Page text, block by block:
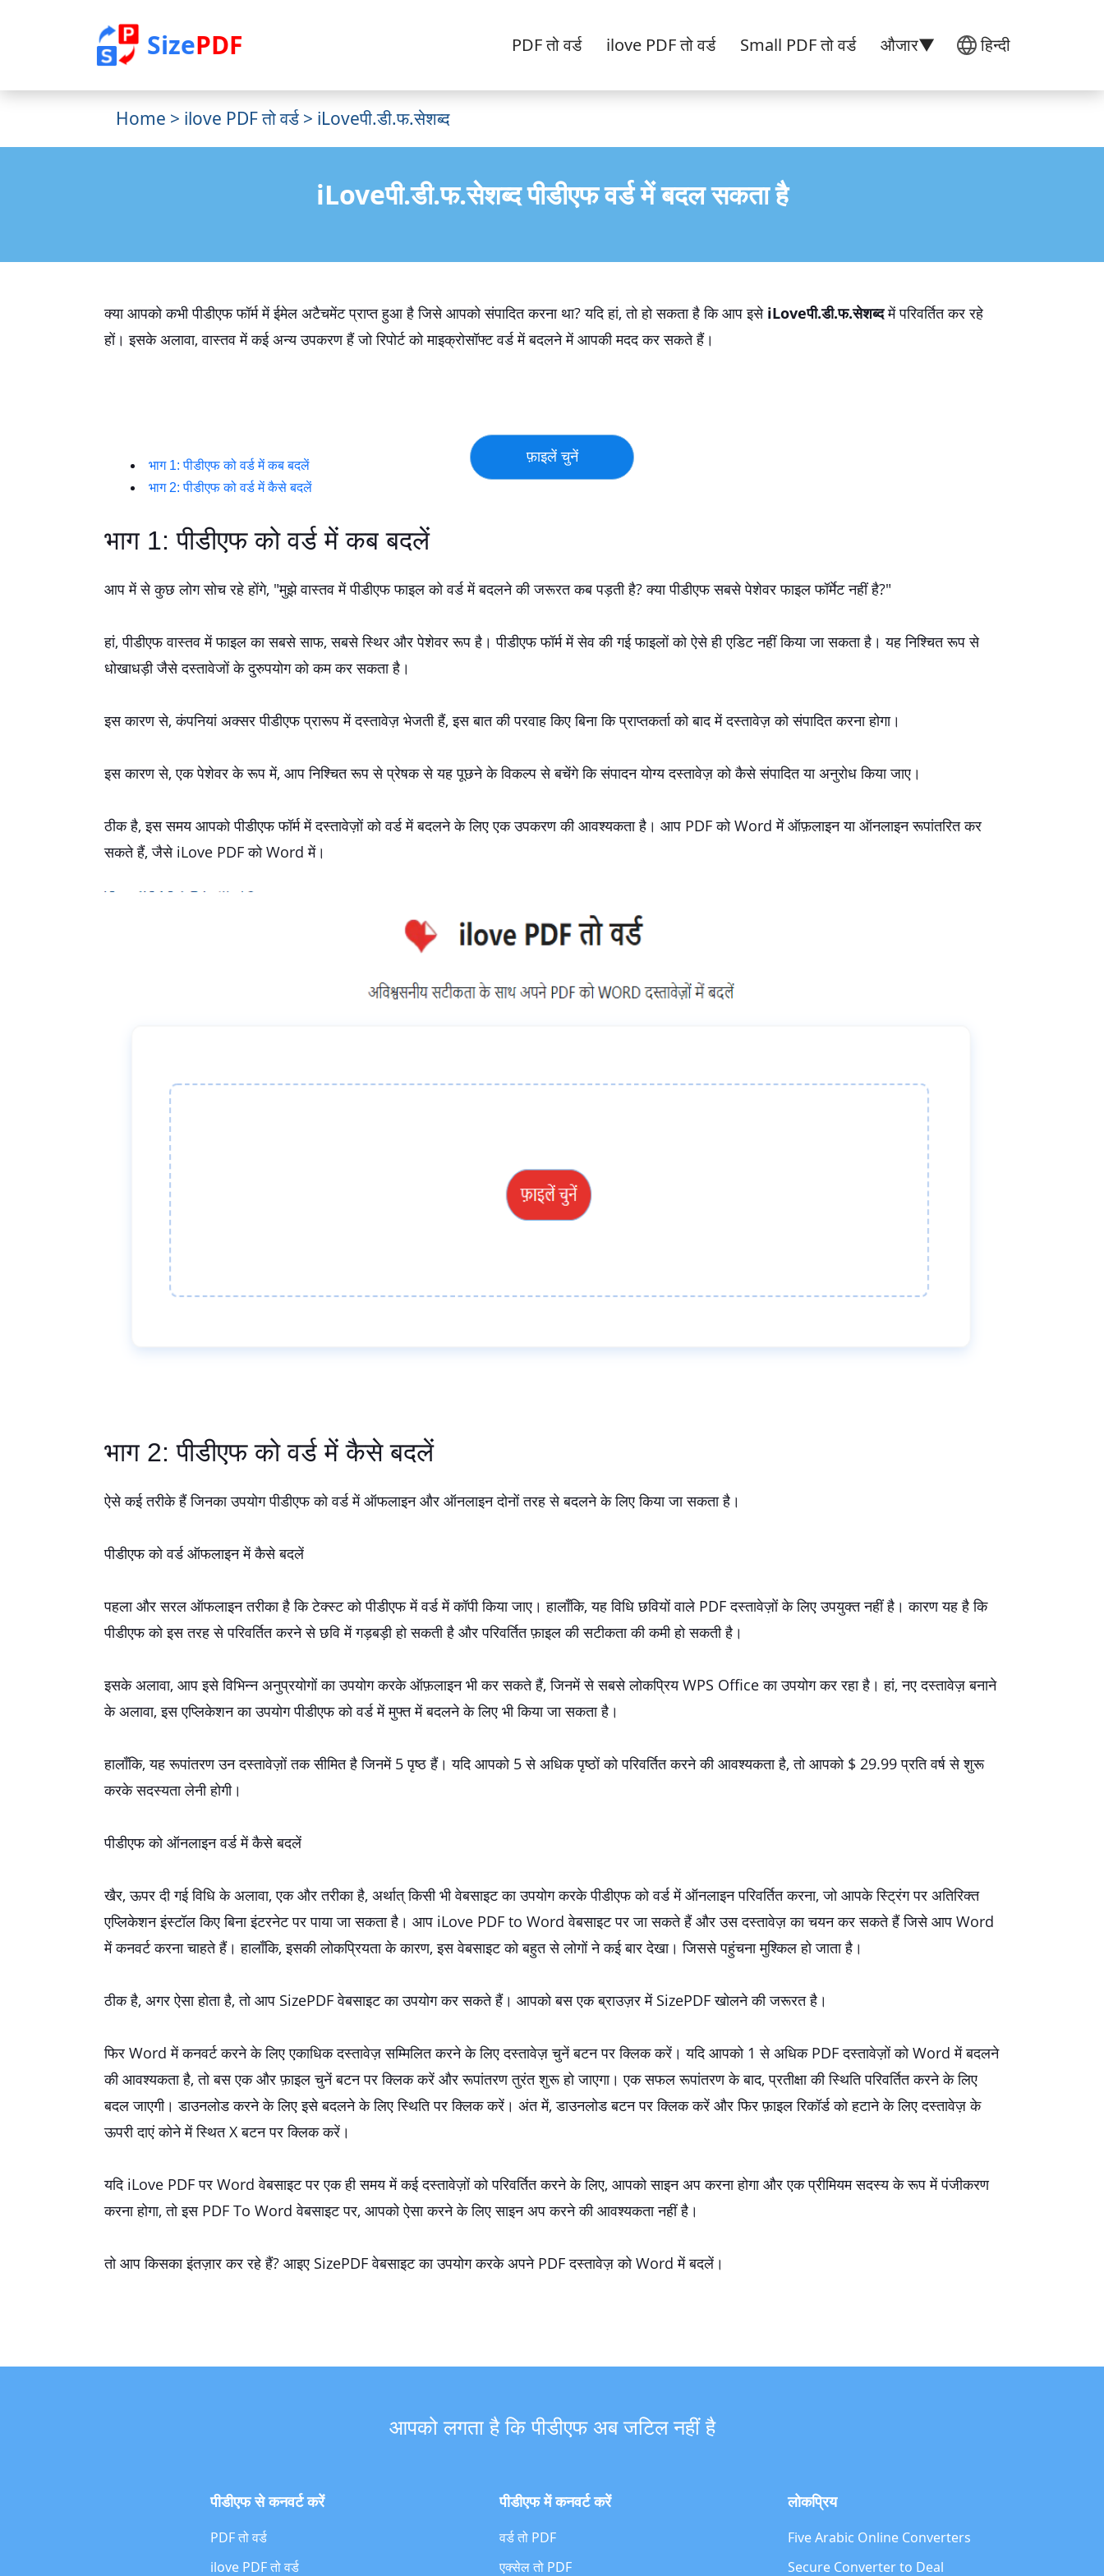
SizePDF हिन्दी
PDF तो वर्ड ilove PDF तो वर्ड Small PDF तो वर्ड औजार▼
Home > ilove PDF तो वर्ड > iLoveपी.डी.फ.सेशब्द
iLoveपी.डी.फ.सेशब्द पीडीएफ वर्ड में बदल सकता है
क्या आपको कभी पीडीएफ फॉर्म में ईमेल अटैचमेंट प्राप्त हुआ है जिसे आपको संपादित करना था? यदि हां, तो हो सकता है कि आप इसे iLoveपी.डी.फ.सेशब्दमें परिवर्तित कर रहे
हों। इसके अलावा, वास्तव में कई अन्य उपकरण हैं जो रिपोर्ट को माइक्रोसॉफ्ट वर्ड में बदलने में आपकी मदद कर सकते हैं।
भाग 1: पीडीएफ को वर्ड में कब बदलें
भाग 2: पीडीएफ को वर्ड में कैसे बदलें
भाग 1: पीडीएफ को वर्ड में कब बदलें
आप में से कुछ लोग सोच रहे होंगे, "मुझे वास्तव में पीडीएफ फाइल को वर्ड में बदलने की जरूरत कब पड़ती है? क्या पीडीएफ सबसे पेशेवर फाइल फॉर्मेट नहीं है?"
हां, पीडीएफ वास्तव में फाइल का सबसे साफ, सबसे स्थिर और पेशेवर रूप है। पीडीएफ फॉर्म में सेव की गई फाइलों को ऐसे ही एडिट नहीं किया जा सकता है। यह निश्चित रूप से
धोखाधड़ी जैसे दस्तावेजों के दुरुपयोग को कम कर सकता है।
इस कारण से, कंपनियां अक्सर पीडीएफ प्रारूप में दस्तावेज़ भेजती हैं, इस बात की परवाह किए बिना कि प्राप्तकर्ता को बाद में दस्तावेज़ को संपादित करना होगा।
इस कारण से, एक पेशेवर के रूप में, आप निश्चित रूप से प्रेषक से यह पूछने के विकल्प से बचेंगे कि संपादन योग्य दस्तावेज़ को कैसे संपादित या अनुरोध किया जाए।
ठीक है, इस समय आपको पीडीएफ फॉर्म में दस्तावेज़ों को वर्ड में बदलने के लिए एक उपकरण की आवश्यकता है। आप PDF को Word में ऑफ़लाइन या ऑनलाइन रूपांतरित कर
सकते हैं, जैसे iLove PDF को Word में।
भाग 2: पीडीएफ को वर्ड में कैसे बदलें
ऐसे कई तरीके हैं जिनका उपयोग पीडीएफ को वर्ड में ऑफलाइन और ऑनलाइन दोनों तरह से बदलने के लिए किया जा सकता है।
पीडीएफ को वर्ड ऑफलाइन में कैसे बदलें
पहला और सरल ऑफलाइन तरीका है कि टेक्स्ट को पीडीएफ में वर्ड में कॉपी किया जाए। हालाँकि, यह विधि छवियों वाले PDF दस्तावेज़ों के लिए उपयुक्त नहीं है। कारण यह है कि
पीडीएफ को इस तरह से परिवर्तित करने से छवि में गड़बड़ी हो सकती है और परिवर्तित फ़ाइल की सटीकता की कमी हो सकती है।
इसके अलावा, आप इसे विभिन्न अनुप्रयोगों का उपयोग करके ऑफ़लाइन भी कर सकते हैं, जिनमें से सबसे लोकप्रिय WPS Office का उपयोग कर रहा है। हां, नए दस्तावेज़ बनाने
के अलावा, इस एप्लिकेशन का उपयोग पीडीएफ को वर्ड में मुफ्त में बदलने के लिए भी किया जा सकता है।
हालाँकि, यह रूपांतरण उन दस्तावेज़ों तक सीमित है जिनमें 5 पृष्ठ हैं। यदि आपको 5 से अधिक पृष्ठों को परिवर्तित करने की आवश्यकता है, तो आपको $ 29.99 प्रति वर्ष से शुरू
करके सदस्यता लेनी होगी।
पीडीएफ को ऑनलाइन वर्ड में कैसे बदलें
खैर, ऊपर दी गई विधि के अलावा, एक और तरीका है, अर्थात् किसी भी वेबसाइट का उपयोग करके पीडीएफ को वर्ड में ऑनलाइन परिवर्तित करना, जो आपके स्ट्रिंग पर अतिरिक्त
एप्लिकेशन इंस्टॉल किए बिना इंटरनेट पर पाया जा सकता है। आप iLove PDF to Word वेबसाइट पर जा सकते हैं और उस दस्तावेज़ का चयन कर सकते हैं जिसे आप Word
में कनवर्ट करना चाहते हैं। हालाँकि, इसकी लोकप्रियता के कारण, इस वेबसाइट को बहुत से लोगों ने कई बार देखा। जिससे पहुंचना मुश्किल हो जाता है।
ठीक है, अगर ऐसा होता है, तो आप SizePDF वेबसाइट का उपयोग कर सकते हैं। आपको बस एक ब्राउज़र में SizePDF खोलने की जरूरत है।
फिर Word में कनवर्ट करने के लिए एकाधिक दस्तावेज़ सम्मिलित करने के लिए दस्तावेज़ चुनें बटन पर क्लिक करें। यदि आपको 1 से अधिक PDF दस्तावेज़ों को Word में बदलने
की आवश्यकता है, तो बस एक और फ़ाइल चुनें बटन पर क्लिक करें और रूपांतरण तुरंत शुरू हो जाएगा। एक सफल रूपांतरण के बाद, प्रतीक्षा की स्थिति परिवर्तित करने के लिए
बदल जाएगी। डाउनलोड करने के लिए इसे बदलने के लिए स्थिति पर क्लिक करें। अंत में, डाउनलोड बटन पर क्लिक करें और फिर फ़ाइल रिकॉर्ड को हटाने के लिए दस्तावेज़ के
ऊपरी दाएं कोने में स्थित X बटन पर क्लिक करें।
यदि iLove PDF पर Word वेबसाइट पर एक ही समय में कई दस्तावेज़ों को परिवर्तित करने के लिए, आपको साइन अप करना होगा और एक प्रीमियम सदस्य के रूप में पंजीकरण
करना होगा, तो इस PDF To Word वेबसाइट पर, आपको ऐसा करने के लिए साइन अप करने की आवश्यकता नहीं है।
तो आप किसका इंतज़ार कर रहे हैं? आइए SizePDF वेबसाइट का उपयोग करके अपने PDF दस्तावेज़ को Word में बदलें।
आपको लगता है कि पीडीएफ अब जटिल नहीं है
पीडीएफ से कनवर्ट करें
PDF तो वर्ड
ilove PDF तो वर्ड
पीडीएफ में कनवर्ट करें
वर्ड तो PDF
एक्सेल तो PDF
लोकप्रिय
Five Arabic Online Converters
Secure Converter to Deal